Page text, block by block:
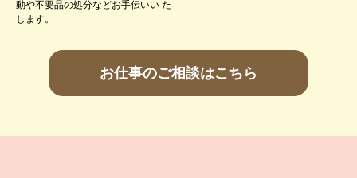
動や不要品の処分などお手伝いい た
します。
お仕事のご相談はこちら